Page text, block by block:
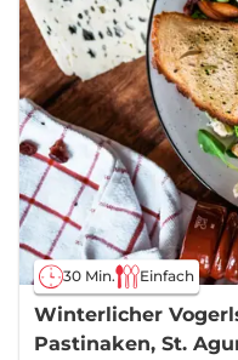
30 Min. Einfach
Winterlicher
Pastinaken, St.